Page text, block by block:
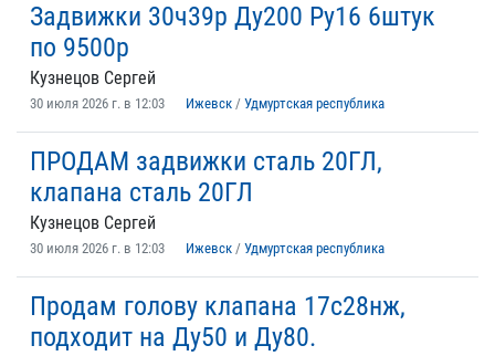
Задвижки 30ч39р Ду200 Ру16 6штук
по 9500р
Кузнецов Сергей
30 июля 2026 г. в 12:03 Ижевск / Удмуртская республика
ПРОДАМ задвижки сталь 20ГЛ,
клапана сталь 20ГЛ
Кузнецов Сергей
30 июля 2026 г. в 12:03 Ижевск / Удмуртская республика
Продам голову клапана 17с28нж,
подходит на Ду50 и Ду80.